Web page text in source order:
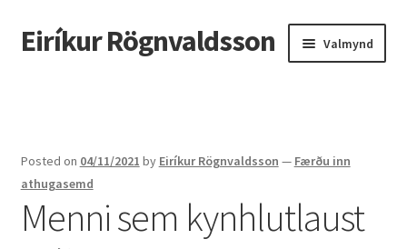
Fara
beint
Hoppa
yfir
Eiríkur Rögnvaldsson Valmynd
Ætt
Líf og starf
Posted on 04/11/2021 by Eiríkur Rögnvaldsson — Færðu inn
athugasemd
Menni sem kynhlutlaust